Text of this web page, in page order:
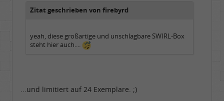
Zitat geschrieben von firebyrd
yeah, diese großartige und unschlagbare SWIRL-Box
steht hier auch....
...und limitiert auf 24 Exemplare. ;)